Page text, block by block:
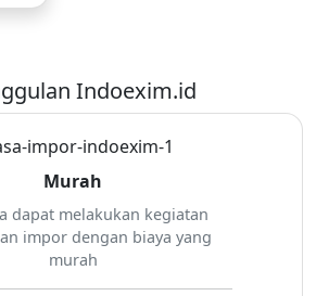
Indoexim.id
Murah
dapat melakukan kegiatan
impor dengan biaya yang
murah